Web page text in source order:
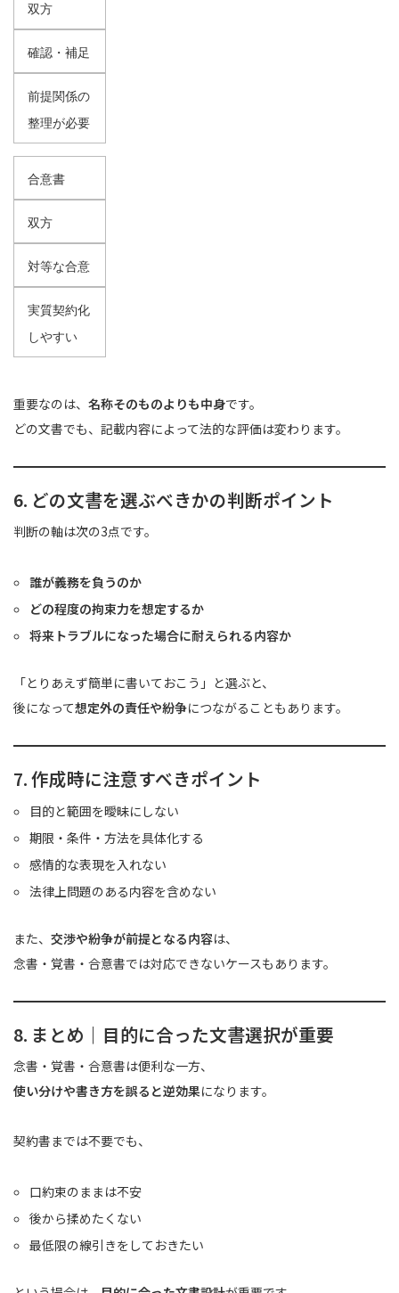
双方
確認・補足
前提関係の
整理が必要
合意書
双方
対等な合意
実質契約化
しやすい
重要なのは、 名称そのものよりも中身です。
どの文書でも、記載内容によって法的な評価は変わります。
6. どの文書を選ぶべきかの判断ポイント
判断の軸は次の3点です。
誰が義務を負うのか
どの程度の拘束力を想定するか
将来トラブルになった場合に耐えられる内容か
「とりあえず簡単に書いておこう」と選ぶと、
後になって想定外の責任や紛争につながることもあります。
7. 作成時に注意すべきポイント
目的と範囲を曖昧にしない
期限・条件・方法を具体化する
感情的な表現を入れない
法律上問題のある内容を含めない
また、 交渉や紛争が前提となる内容は、
念書・覚書・合意書では対応できないケースもあります。
8. まとめ｜目的に合った文書選択が重要
念書・覚書・合意書は便利な一方、
使い分けや書き方を誤ると逆効果になります。
契約書までは不要でも、
口約束のままは不安
後から揉めたくない
最低限の線引きをしておきたい